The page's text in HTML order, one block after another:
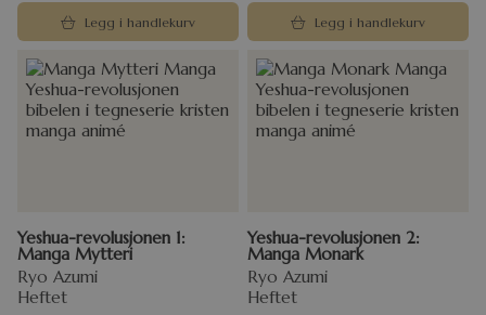
Legg i handlekurv Legg i handlekurv
Yeshua-revolusjonen 1:
Manga Mytteri
Ryo Azumi
Heftet
Yeshua-revolusjonen 2:
Manga Monark
Ryo Azumi
Heftet